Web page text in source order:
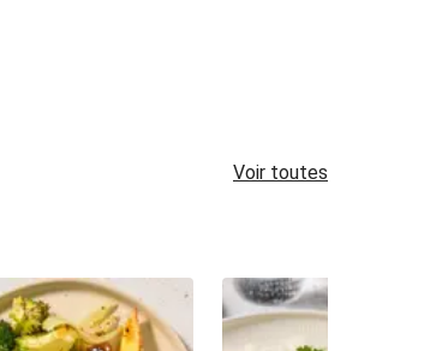
Voir toutes